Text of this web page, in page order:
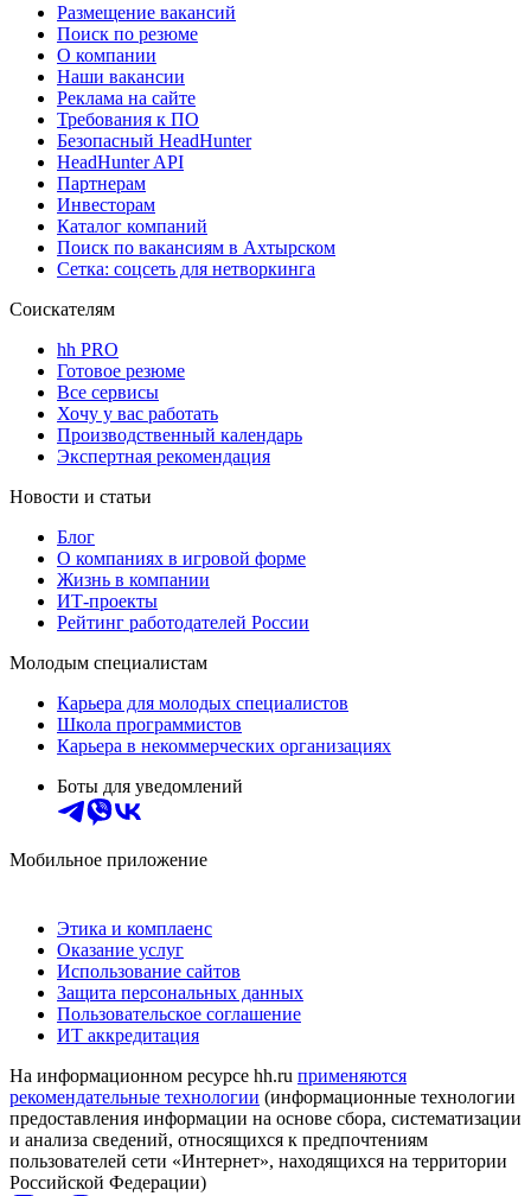
Размещение вакансий
Поиск по резюме
О компании
Наши вакансии
Реклама на сайте
Требования к ПО
Безопасный HeadHunter
HeadHunter API
Партнерам
Инвесторам
Каталог компаний
Поиск по вакансиям в Ахтырском
Сетка: соцсеть для нетворкинга
Соискателям
hh PRO
Готовое резюме
Все сервисы
Хочу у вас работать
Производственный календарь
Экспертная рекомендация
Новости и статьи
Блог
О компаниях в игровой форме
Жизнь в компании
ИТ-проекты
Рейтинг работодателей России
Молодым специалистам
Карьера для молодых специалистов
Школа программистов
Карьера в некоммерческих организациях
Боты для уведомлений
Мобильное приложение
Этика и комплаенс
Оказание услуг
Использование сайтов
Защита персональных данных
Пользовательское соглашение
ИТ аккредитация
На информационном ресурсе hh.ru применяются
рекомендательные технологии (информационные технологии
предоставления информации на основе сбора, систематизации
и анализа сведений, относящихся к предпочтениям
пользователей сети «Интернет», находящихся на территории
Российской Федерации)